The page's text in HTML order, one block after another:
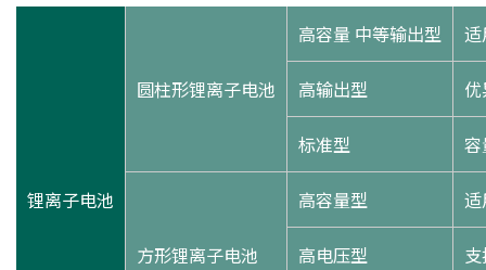
锂离子电池
圆柱形锂离子电池
高容量 中等输出型
高输出型
标准型
方形锂离子电池
高容量型
高电压型